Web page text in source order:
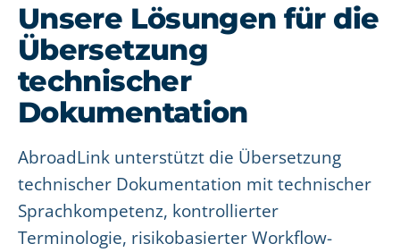
Unsere Lösungen für die
Übersetzung
technischer
Dokumentation
AbroadLink unterstützt die Übersetzung
technischer Dokumentation mit technischer
Sprachkompetenz, kontrollierter
Terminologie, risikobasierter Workflow-